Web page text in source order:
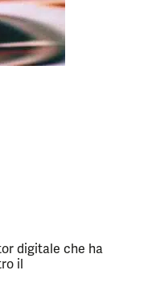
digitale che ha
il